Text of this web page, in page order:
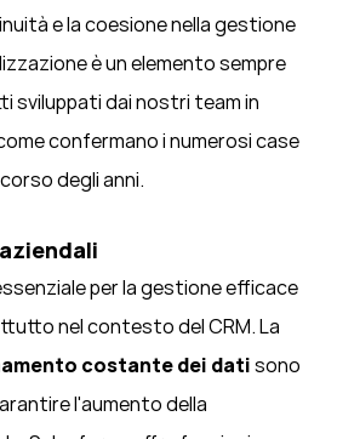
e la coesione nella gestione
è un elemento sempre
sviluppati dai nostri team in
confermano i numerosicase
degli anni.
per la gestione efficace
nel contesto del CRM. La
costante dei datisono
l'aumento della